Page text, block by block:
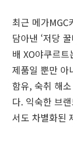
최근 메가MGC
담아낸 ‘저당
배 XO야쿠르
제품일 뿐만 아
함유, 숙취 해
다. 익숙한 브
서도 차별화된